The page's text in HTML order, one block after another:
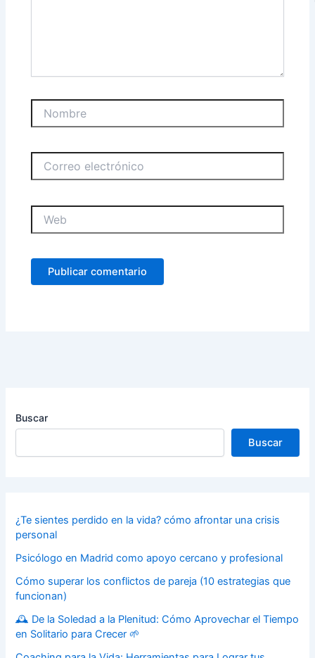
electrónico
Buscar
Buscar
¿Te sientes perdido en la vida? cómo afrontar una crisis
personal
Psicólogo en Madrid como apoyo cercano y profesional
Cómo superar los conflictos de pareja (10 estrategias que
funcionan)
🕰️ De la Soledad a la Plenitud: Cómo Aprovechar el Tiempo
en Solitario para Crecer 🌱